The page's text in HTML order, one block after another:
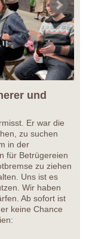
und
Er war die
zu suchen
in der
für Betrügereien
zu ziehen
Uns ist es
Wir haben
Ab sofort ist
keine Chance